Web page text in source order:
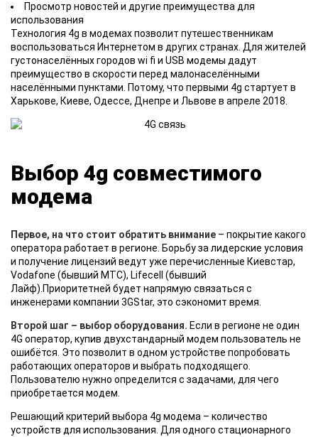
Просмотр новостей и другие преимущества для
использования
Технология 4g в модемах позволит путешественникам
воспользоваться Интернетом в других странах. Для жителей
густонаселённых городов wi fi и USB модемы дадут
преимущество в скорости перед малонаселёнными
населёнными пунктами. Потому, что первыми 4g стартует в
Харькове, Киеве, Одессе, Днепре и Львове в апреле 2018.
Выбор 4g совместимого
модема
Первое, на что стоит обратить внимание – покрытие какого
оператора работает в регионе. Борьбу за лидерские условия
и получение лицензий ведут уже перечисленные Киевстар,
Vodafone (бывший МТС), Lifecell (бывший
Лайф).Приоритетней будет напрямую связаться с
инженерами компании 3GStar, это сэкономит время.
Второй шаг – выбор оборудования. Если в регионе не один
4G оператор, купив двухстандарный модем пользователь не
ошибётся. Это позволит в одном устройстве попробовать
работающих операторов и выбрать подходящего.
Пользователю нужно определится с задачами, для чего
приобретается модем.
Решающий критерий выбора 4g модема – количество
устройств для использования. Для одного стационарного